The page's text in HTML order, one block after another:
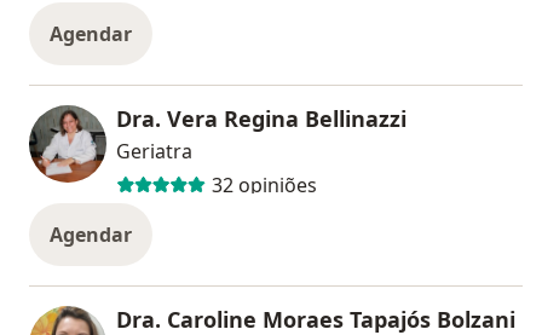
Agendar
Dra. Vera Regina Bellinazzi
Geriatra
32 opiniões
Agendar
Dra. Caroline Moraes Tapajós Bolzani